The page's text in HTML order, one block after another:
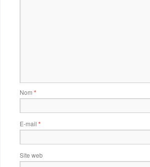
Nom *
E-mail *
Site web